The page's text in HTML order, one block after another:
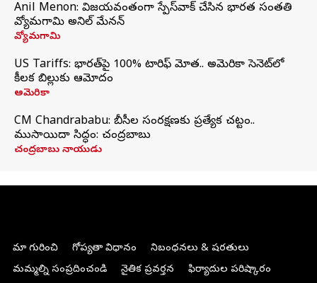
Anil Menon: విజయవంతంగా స్పేస్‌వాక్‌ చేసిన భారత సంతతి
వ్యోమగామి అనిల్‌ మేనన్
వ్యోమగామి
US Tariffs: భారత్‌పై 100% టారిఫ్‌ మోత.. అమెరికా సెనెట్‌లో
కీలక బిల్లుకు ఆమోదం
అమెరికా
CM Chandrababu: బీసీల సంరక్షణకు ప్రత్యేక చట్టం..
ముసాయిదా సిద్ధం: చంద్రబాబు
చంద్రబాబు నాయుడు
మా గురించి గోప్యతా విధానం
నిబంధనలు & షరతులు
మమ్మల్ని సంప్రదించండి
నైతిక ప్రవర్తన ఫిర్యాదుల పరిష్కారం